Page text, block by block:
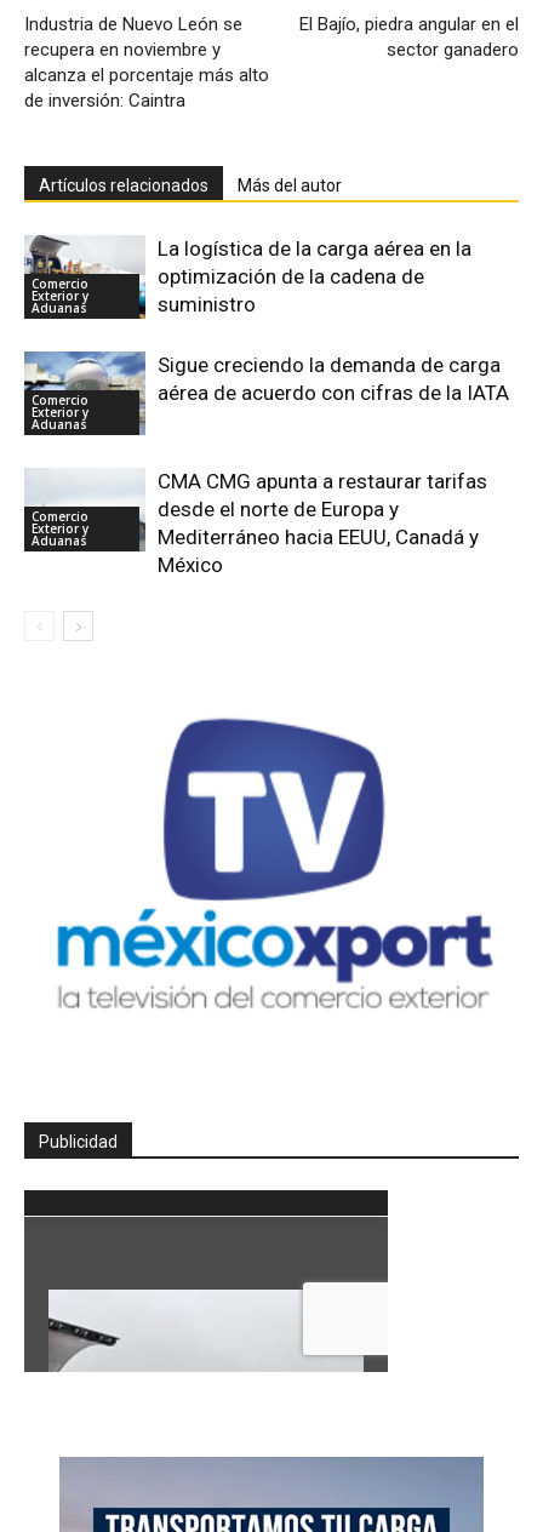
Industria de Nuevo León se
recupera en noviembre y
alcanza el porcentaje más alto
de inversión: Caintra
El Bajío, piedra angular en el
sector ganadero
Artículos relacionados Más del autor
Comercio
Exterior y
Aduanas
La logística de la carga aérea en la
optimización de la cadena de
suministro
Comercio
Exterior y
Aduanas
Sigue creciendo la demanda de carga
aérea de acuerdo con cifras de la IATA
Comercio
Exterior y
Aduanas
CMA CMG apunta a restaurar tarifas
desde el norte de Europa y
Mediterráneo hacia EEUU, Canadá y
México
Publicidad